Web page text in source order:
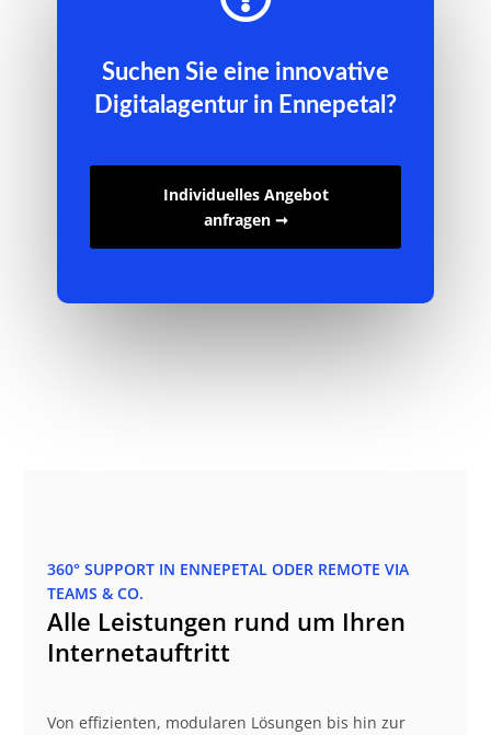
Suchen Sie eine innovative
Digitalagentur in Ennepetal?
Individuelles Angebot
anfragen ➞
360° SUPPORT IN ENNEPETAL ODER REMOTE VIA
TEAMS & CO.
Alle Leistungen rund um Ihren
Internetauftritt
Von effizienten, modularen Lösungen bis hin zur